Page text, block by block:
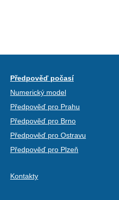
Předpověď počasí
Numerický model
Předpověď pro Prahu
Předpověď pro Brno
Předpověď pro Ostravu
Předpověď pro Plzeň
Kontakty